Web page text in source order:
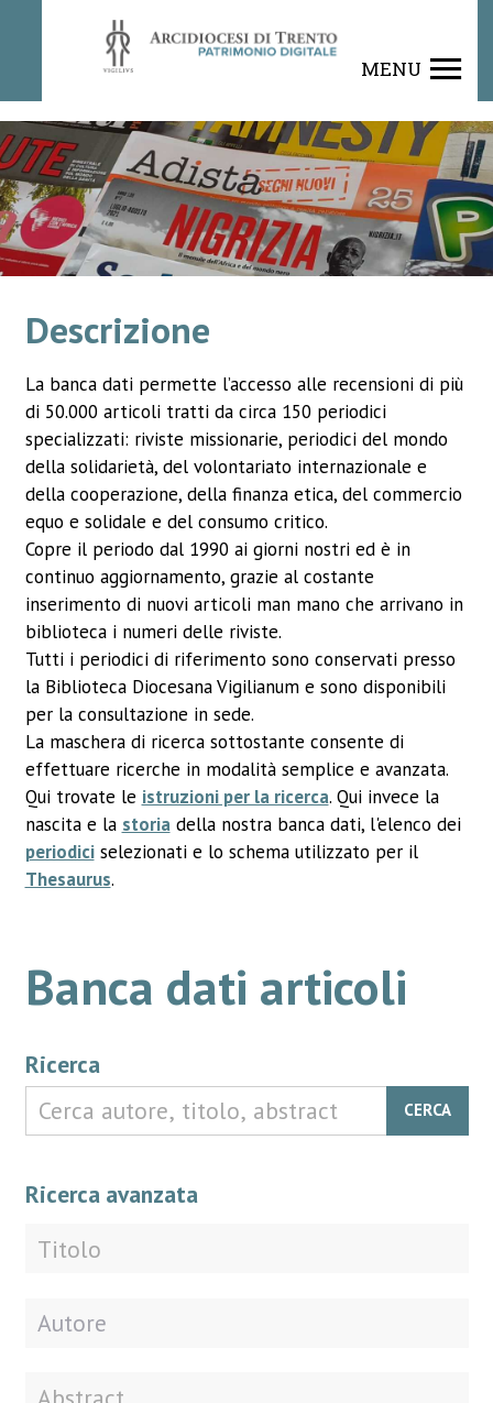
MENU
Descrizione
La banca dati permette l’accesso alle recensioni di più
di 50.000 articoli tratti da circa 150 periodici
specializzati: riviste missionarie, periodici del mondo
della solidarietà, del volontariato internazionale e
della cooperazione, della finanza etica, del commercio
equo e solidale e del consumo critico.
Copre il periodo dal 1990 ai giorni nostri ed è in
continuo aggiornamento, grazie al costante
inserimento di nuovi articoli man mano che arrivano in
biblioteca i numeri delle riviste.
Tutti i periodici di riferimento sono conservati presso
la Biblioteca Diocesana Vigilianum e sono disponibili
per la consultazione in sede.
La maschera di ricerca sottostante consente di
effettuare ricerche in modalità semplice e avanzata.
Qui trovate le istruzioni per la ricerca. Qui invece la
nascita e la storiadella nostra banca dati, l'elenco dei
periodiciselezionati e lo schema utilizzato per il
Thesaurus.
Banca dati articoli
Ricerca
CERCA
Ricerca avanzata